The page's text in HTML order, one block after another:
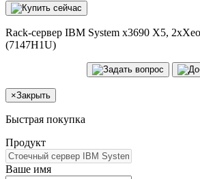
Rack-сервер IBM System x3690 X5,
(7147H1U)
×Закрыть
Быстрая покупка
Продукт
Ваше имя